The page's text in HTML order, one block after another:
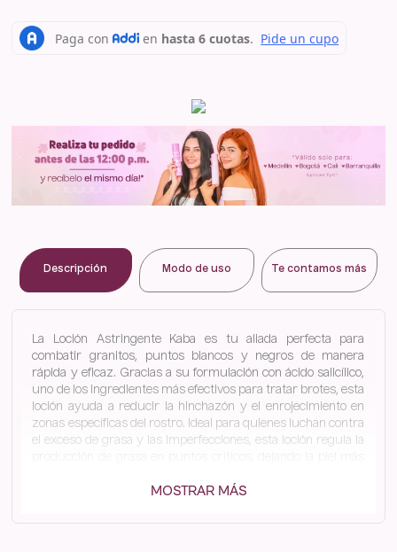
Descripción Modo de uso Te contamos más
La Loción Astringente Kaba es tu aliada perfecta para
combatir granitos, puntos blancos y negros de manera
rápida y eficaz. Gracias a su formulación con ácido salicílico,
uno de los ingredientes más efectivos para tratar brotes, esta
loción ayuda a reducir la hinchazón y el enrojecimiento en
zonas específicas del rostro. Ideal para quienes luchan contra
el exceso de grasa y las imperfecciones, esta loción regula la
Manejo eficaz y rápido para los granitos, eliminando
MOSTRAR MÁS